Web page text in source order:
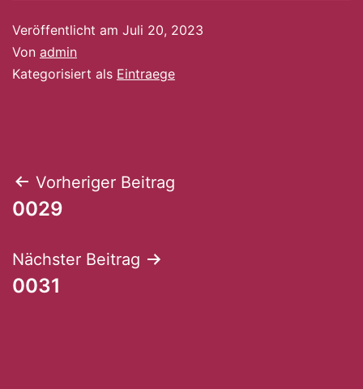
Veröffentlicht am Juli 20, 2023
Von admin
Kategorisiert als Eintraege
Beitragsnavigation
Vorheriger Beitrag
0029
Nächster Beitrag
0031